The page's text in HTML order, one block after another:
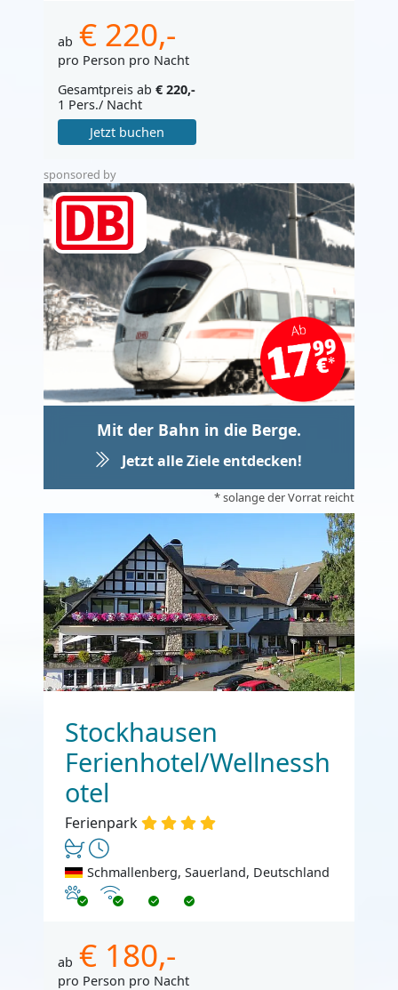
ab € 220,-
pro Person pro Nacht
Gesamtpreis ab € 220,-
1 Pers./ Nacht
Jetzt buchen
sponsored by
Mit der Bahn in die Berge.
Jetzt alle Ziele entdecken!
* solange der Vorrat reicht
Stockhausen
Ferienhotel/Wellnessh
otel
Ferienpark
Schmallenberg, Sauerland, Deutschland
Haustiere erlaubt
Internet
ab € 180,-
pro Person pro Nacht